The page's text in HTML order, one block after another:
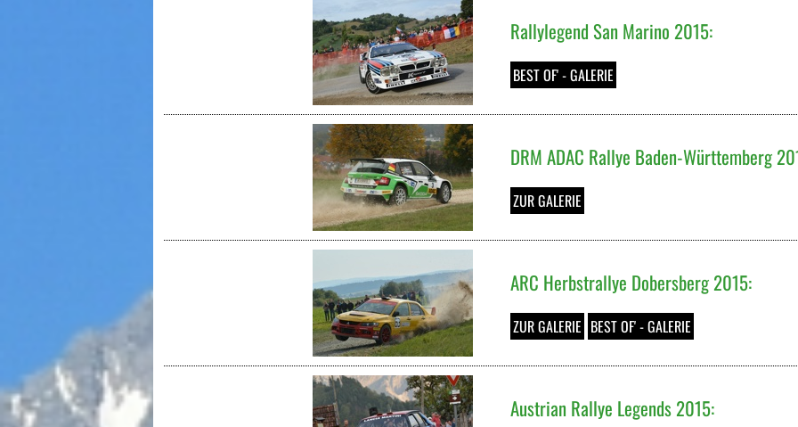
Rallylegend San Marino 2015:
BEST OF' - GALERIE
DRM ADAC Rallye Baden-Württemberg
ZUR GALERIE
ARC Herbstrallye Dobersberg 2015:
ZUR GALERIE BEST OF' - GALERIE
Austrian Rallye Legends 2015: